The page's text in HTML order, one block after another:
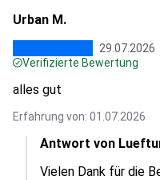
Urban M.
29.07.2026
Verifizierte Bewertung
alles gut
Erfahrung von: 01.07.2026
Antwort von
Vielen Dank für die